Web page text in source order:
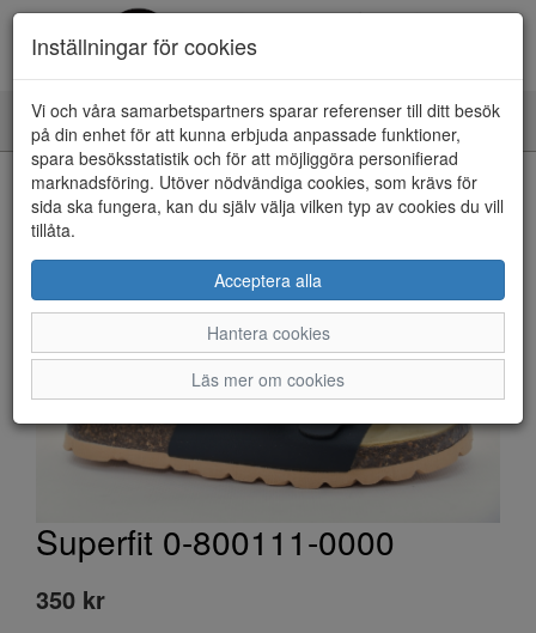
Toggle
navigation
HEM
Superfit 0-800111-0000
350 kr
Inställningar för cookies
Vi och våra samarbetspartners sparar referenser till ditt besök
på din enhet för att kunna erbjuda anpassade funktioner,
spara besöksstatistik och för att möjliggöra personifierad
marknadsföring. Utöver nödvändiga cookies, som krävs för
sida ska fungera, kan du själv välja vilken typ av cookies du vill
tillåta.
Acceptera alla
Hantera cookies
Läs mer om cookies